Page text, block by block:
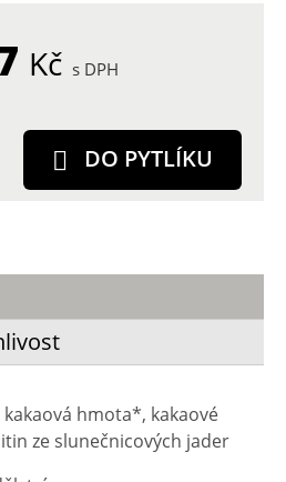
Kč s DPH
DO PYTLÍKU
hmota*, kakaové
ze slunečnicových jader